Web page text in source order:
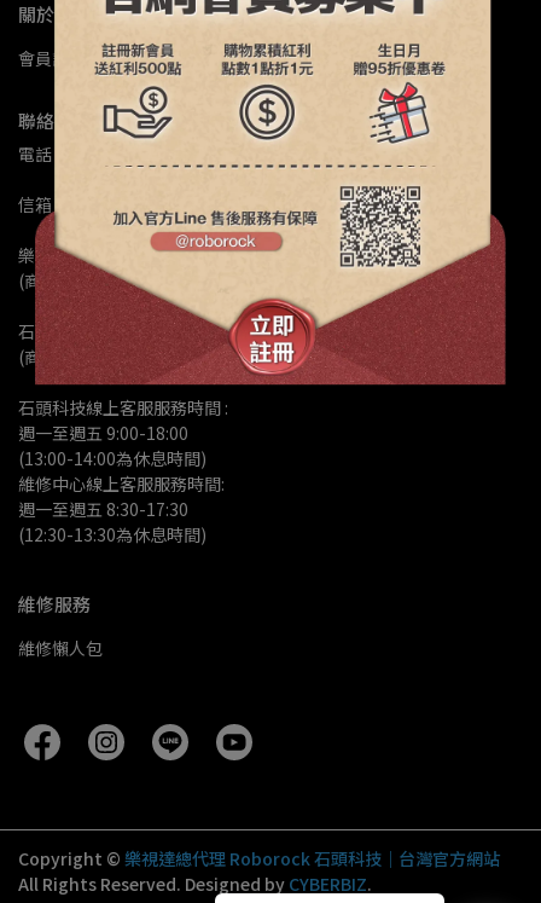
關於我們
會員註冊 公司簡介 門市據點 退換修政策 常見問題
聯絡資訊
電話 : 02-82601158
信箱 : service@luxystargroup.com
樂視達維修客服Line : @ls168168
(商品維修服務洽詢)
石頭科技客服Line : @roborock
(商品退換貨、保固問題、商品諮詢)
石頭科技線上客服服務時間 :
週一至週五 9:00-18:00
(13:00-14:00為休息時間)
維修中心線上客服服務時間:
週一至週五 8:30-17:30
(12:30-13:30為休息時間)
維修服務
維修懶人包
Copyright © 樂視達總代理 Roborock 石頭科技｜台灣官方網站
All Rights Reserved. Designed by CYBERBIZ.